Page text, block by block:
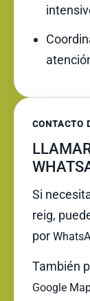
CONTACTO
Si
reig,
por
También
Google